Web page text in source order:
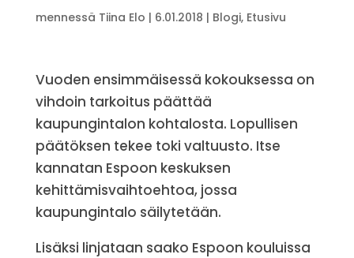
mennessä Tiina Elo | 6.01.2018 | Blogi, Etusivu
Vuoden ensimmäisessä kokouksessa on
vihdoin tarkoitus päättää
kaupungintalon kohtalosta. Lopullisen
päätöksen tekee toki valtuusto. Itse
kannatan Espoon keskuksen
kehittämisvaihtoehtoa, jossa
kaupungintalo säilytetään.
Lisäksi linjataan saako Espoon kouluissa